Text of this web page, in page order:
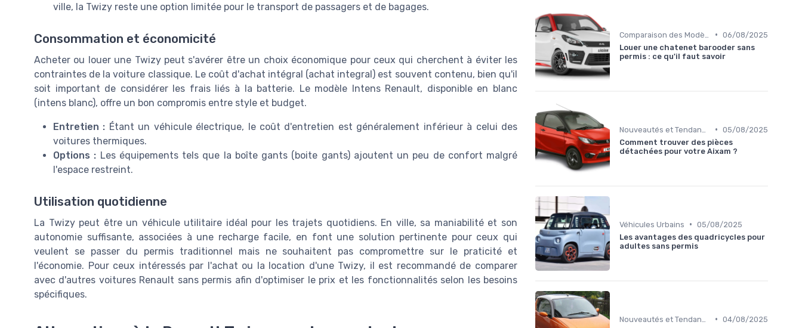
ville, la Twizy reste une option limitée pour le transport de passagers et de bagages.
Consommation et économicité
Acheter ou louer une Twizy peut s'avérer être un choix économique pour ceux qui cherchent à éviter les
contraintes de la voiture classique. Le coût d'achat intégral (achat integral) est souvent contenu, bien qu'il
soit important de considérer les frais liés à la batterie. Le modèle Intens Renault, disponible en blanc
(intens blanc), offre un bon compromis entre style et budget.
Entretien : Étant un véhicule électrique, le coût d'entretien est généralement inférieur à celui des
voitures thermiques.
Options : Les équipements tels que la boîte gants (boite gants) ajoutent un peu de confort malgré
l'espace restreint.
Utilisation quotidienne
La Twizy peut être un véhicule utilitaire idéal pour les trajets quotidiens. En ville, sa maniabilité et son
autonomie suffisante, associées à une recharge facile, en font une solution pertinente pour ceux qui
veulent se passer du permis traditionnel mais ne souhaitent pas compromettre sur le praticité et
l'économie. Pour ceux intéressés par l'achat ou la location d'une Twizy, il est recommandé de comparer
avec d'autres voitures Renault sans permis afin d'optimiser le prix et les fonctionnalités selon les besoins
spécifiques.
• 06/08/2025
Louer une chatenet barooder sans
permis : ce qu'il faut savoir
• 05/08/2025
Comment trouver des pièces
détachées pour votre Aixam ?
Véhicules Urbains • 05/08/2025
Les avantages des quadricycles pour
adultes sans permis
• 04/08/2025